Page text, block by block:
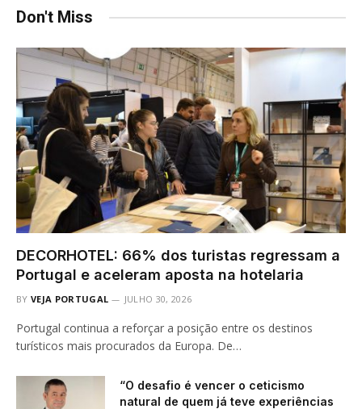
Don't Miss
DECORHOTEL: 66% dos turistas regressam a
Portugal e aceleram aposta na hotelaria
BY VEJA PORTUGAL JULHO 30, 2026
Portugal continua a reforçar a posição entre os destinos
turísticos mais procurados da Europa. De…
“O desafio é vencer o ceticismo
natural de quem já teve experiências